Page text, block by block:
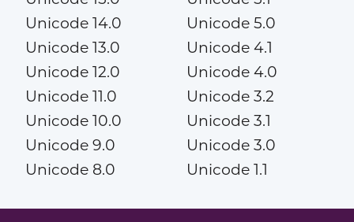
Unicode 14.0
Unicode 13.0
Unicode 12.0
Unicode 11.0
Unicode 10.0
Unicode 9.0
Unicode 8.0
Unicode 5.0
Unicode 4.1
Unicode 4.0
Unicode 3.2
Unicode 3.1
Unicode 3.0
Unicode 1.1